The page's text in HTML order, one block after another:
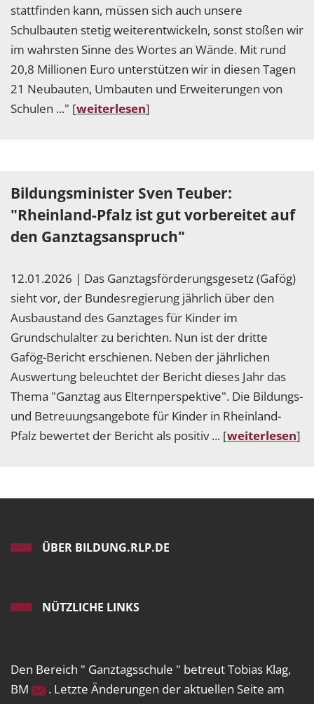
stattfinden kann, müssen sich auch unsere
Schulbauten stetig weiterentwickeln, sonst stoßen wir
im wahrsten Sinne des Wortes an Wände. Mit rund
20,8 Millionen Euro unterstützen wir in diesen Tagen
21 Neubauten, Umbauten und Erweiterungen von
Schulen ..." [weiterlesen]
Bildungsminister Sven Teuber:
"Rheinland-Pfalz ist gut vorbereitet auf
den Ganztagsanspruch"
12.01.2026 | Das Ganztagsförderungsgesetz (Gafög)
sieht vor, der Bundesregierung jährlich über den
Ausbaustand des Ganztages für Kinder im
Grundschulalter zu berichten. Nun ist der dritte
Gafög-Bericht erschienen. Neben der jährlichen
Auswertung beleuchtet der Bericht dieses Jahr das
Thema "Ganztag aus Elternperspektive". Die Bildungs-
und Betreuungsangebote für Kinder in Rheinland-
Pfalz bewertet der Bericht als positiv ... [weiterlesen]
ÜBER BILDUNG.RLP.DE
NÜTZLICHE LINKS
Den Bereich " Ganztagsschule " betreut Tobias Klag,
BM
. Letzte Änderungen der aktuellen Seite am